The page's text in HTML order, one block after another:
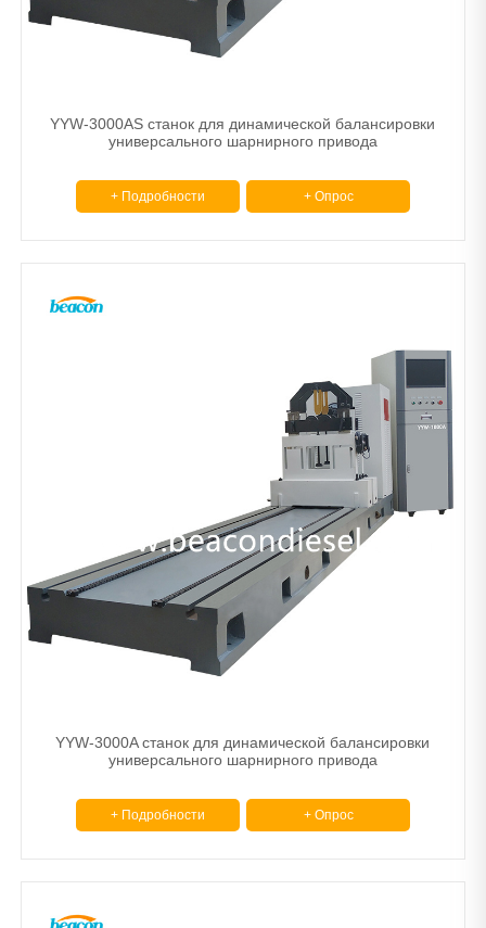
YYW-3000AS станок для динамической балансировки
универсального шарнирного привода
+ Подробности + Опрос
YYW-3000A станок для динамической балансировки
универсального шарнирного привода
+ Подробности + Опрос